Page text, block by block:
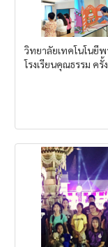
วิทยาลัยเทคโนโนยี
โรงเรียนคุณธรรม ครั้